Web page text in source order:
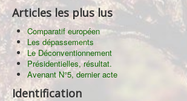
Articles les plus lus
Comparatif européen
Les dépassements
Le Déconventionnement
Présidentielles, résultat.
Avenant N°5, dernier acte
Identification